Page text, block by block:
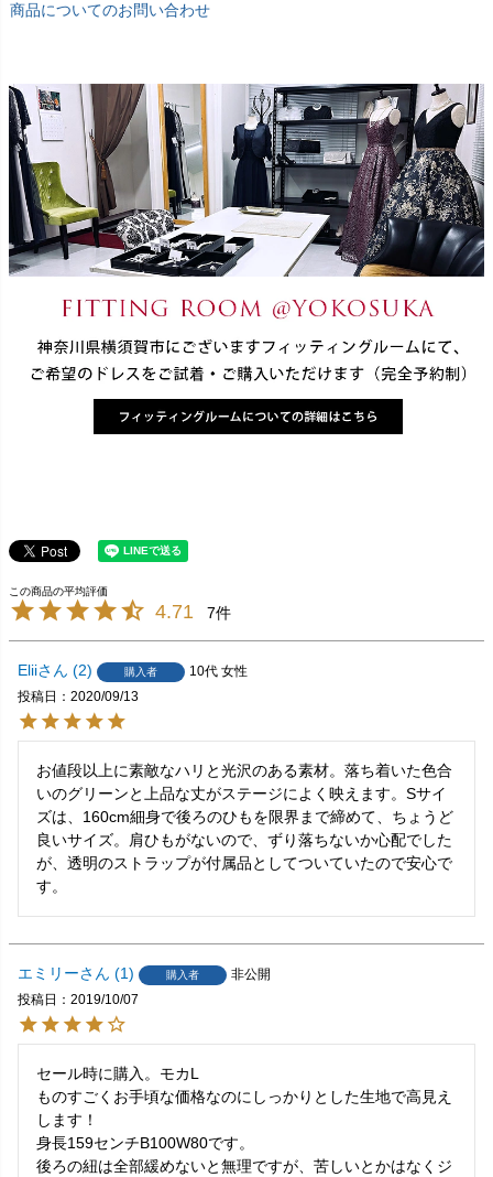
商品についてのお問い合わせ
4.71 7
Elii 2 購入者 10代 女性
投稿日
2020/09/13
お値段以上に素敵なハリと光沢のある素材。落ち着いた色合
いのグリーンと上品な丈がステージによく映えます。Sサイ
ズは、160cm細身で後ろのひもを限界まで締めて、ちょうど
良いサイズ。肩ひもがないので、ずり落ちないか心配でした
が、透明のストラップが付属品としてついていたので安心で
エミリー 1 購入者
非公開
投稿日
2019/10/07
セール時に購入。モカL
ものすごくお手頃な価格なのにしっかりとした生地で高見え
します！
身長159センチB100W80です。
後ろの紐は全部緩めないと無理ですが、苦しいとかはなくジ